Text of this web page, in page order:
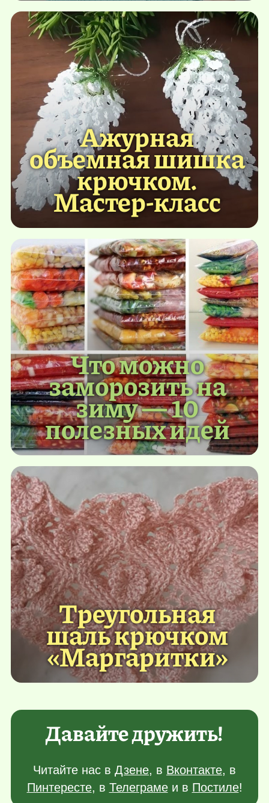
Ажурная
объемная шишка
крючком.
Мастер-класс
Что можно
заморозить на
зиму — 10
полезных идей
Треугольная
шаль крючком
«Маргаритки»
Давайте дружить!
Читайте нас в Дзене, в Вконтакте, в
Пинтересте, в Телеграмеи в Постиле!